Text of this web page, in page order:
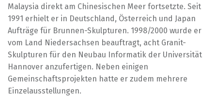
Malaysia direkt am Chinesischen Meer fortsetzte. Seit
1991 erhielt er in Deutschland, Österreich und Japan
Aufträge für Brunnen-Skulpturen. 1998/2000 wurde er
vom Land Niedersachsen beauftragt, acht Granit-
Skulpturen für den Neubau Informatik der Universität
Hannover anzufertigen. Neben einigen
Gemeinschaftsprojekten hatte er zudem mehrere
Einzelausstellungen.